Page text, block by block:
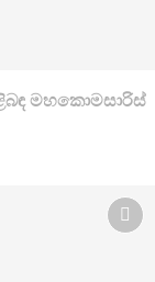
මහකොමසාරිස්